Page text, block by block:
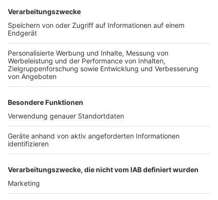
Nachkochen oder Nachkochen lassen. Nelson nimmt
uns mit in seine Küche und weiht uns in die
Geheimnisse eines bekannten Profikochs ein. Der
Kitchen Club by Nelson Müller ist etwas für alle
Gourmets und Gourmüsen. Für alle von euch, die
wissen, dass Kardamom ein Gewürz ist und kein
Ersatzteil fürs Auto. Das ist "Foodtainment" der
Extraklasse. Feinste Küche, die man überall genießen
oder wie Nelson es sagt: "Macht nix, wenn's
schmeckt!"
Nelson Müller live erleben? Hier gibt esInfos zu den
Anzeige